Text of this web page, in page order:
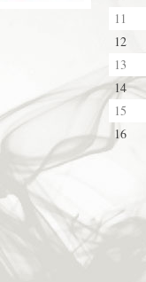
11
12
13
14
15
16